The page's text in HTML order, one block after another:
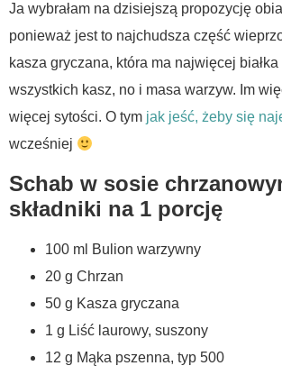
Ja wybrałam na dzisiejszą propozycję
ponieważ jest to najchudsza część
kasza gryczana, która ma najwięcej białka
wszystkich kasz, no i masa warzyw. Im
więcej sytości. O tym jak jeść, żeby się
wcześniej
Schab w sosie
składniki na 1 porcję
100 ml Bulion warzywny
20 g Chrzan
50 g Kasza gryczana
1 g Liść laurowy, suszony
12 g Mąka pszenna, typ 500